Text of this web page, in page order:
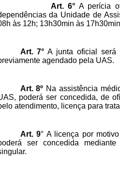
Art. 6° A perícia
da Unidade de
às 12h; 13h30min às
Art. 7° A junta oficial será
agendado pela UAS.
Art. 8º Na assistência
poderá ser concedida, de
atendimento, licença para
Art. 9° A licença por
ser concedida